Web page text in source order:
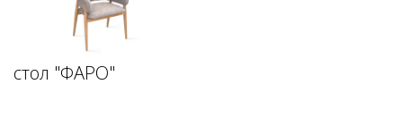
стол "ФАРО"